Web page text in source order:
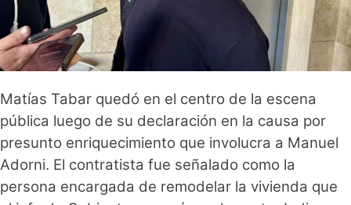
Matías Tabar quedó en el centro de la escena
pública luego de su declaración en la causa por
presunto enriquecimiento que involucra a Manuel
Adorni. El contratista fue señalado como la
persona encargada de remodelar la vivienda que